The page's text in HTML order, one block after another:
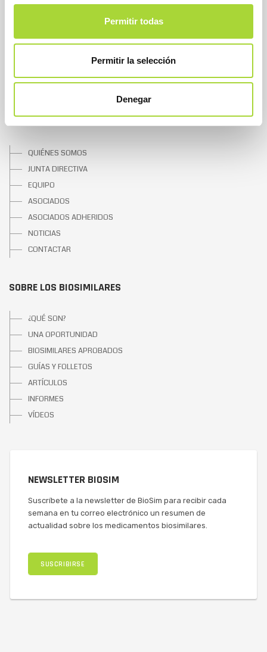
Permitir todas
Permitir la selección
Denegar
QUIÉNES SOMOS
JUNTA DIRECTIVA
EQUIPO
ASOCIADOS
ASOCIADOS ADHERIDOS
NOTICIAS
CONTACTAR
SOBRE LOS BIOSIMILARES
¿QUÉ SON?
UNA OPORTUNIDAD
BIOSIMILARES APROBADOS
GUÍAS Y FOLLETOS
ARTÍCULOS
INFORMES
VÍDEOS
NEWSLETTER BIOSIM
Suscríbete a la newsletter de BioSim para recibir cada
semana en tu correo electrónico un resumen de
actualidad sobre los medicamentos biosimilares.
SUSCRIBIRSE